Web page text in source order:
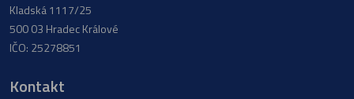
Kladská 1117/25
500 03 Hradec Králové
IČO: 25278851
Kontakt